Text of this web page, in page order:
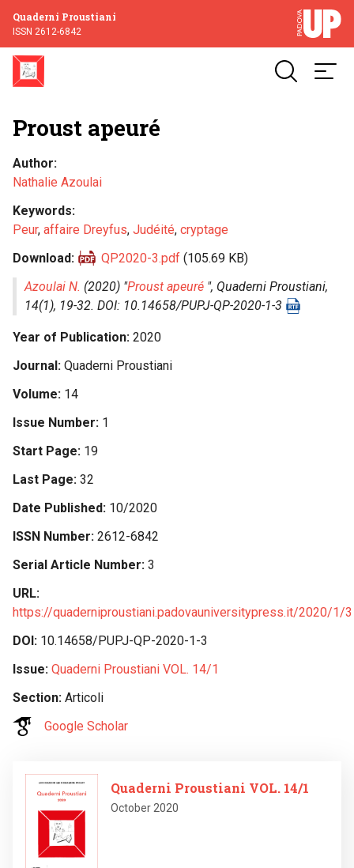
Quaderni Proustiani
ISSN 2612-6842
Proust apeuré
Author
Nathalie Azoulai
Keywords
Peur, affaire Dreyfus, Judéité, cryptage
Download
QP2020-3.pdf (105.69 KB)
Azoulai N. (2020) "Proust apeuré ", Quaderni Proustiani,
14(1), 19-32. DOI: 10.14658/PUPJ-QP-2020-1-3
Year of Publication 2020
Journal Quaderni Proustiani
Volume 14
Issue Number 1
Start Page 19
Last Page 32
Date Published 10/2020
ISSN Number 2612-6842
Serial Article Number 3
URL
https://quaderniproustiani.padovauniversitypress.it/2020/1/3
DOI 10.14658/PUPJ-QP-2020-1-3
Issue Quaderni Proustiani VOL. 14/1
Section Articoli
Google Scholar
Image
Quaderni Proustiani VOL. 14/1
October 2020